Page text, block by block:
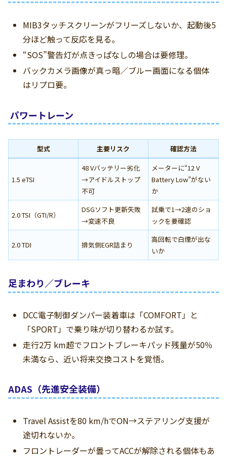
MIB3タッチスクリーンがフリーズしないか、起動後5
分ほど触って反応を見る。
“SOS”警告灯が点きっぱなしの場合は要修理。
バックカメラ画像が真っ暗／ブルー画面になる個体
はリプロ要。
パワートレーン
型式 主要リスク 確認方法
1.5 eTSI
48 Vバッテリー劣化
→アイドルストップ
不可
メーターに“12 V
Battery Low”がない
か
2.0 TSI（GTI/R）
DSGソフト更新失敗
→変速不良
試乗で1→2速のショ
ックを要確認
2.0 TDI 排気側EGR詰まり
高回転で白煙が出な
いか
足まわり／ブレーキ
DCC電子制御ダンパー装着車は「COMFORT」と
「SPORT」で乗り味が切り替わるか試す。
走行2万 km超でフロントブレーキパッド残量が50％
未満なら、近い将来交換コストを覚悟。
ADAS（先進安全装備）
Travel Assistを80 km/hでON→ステアリング支援が
途切れないか。
フロントレーダーが曇ってACCが解除される個体もあ